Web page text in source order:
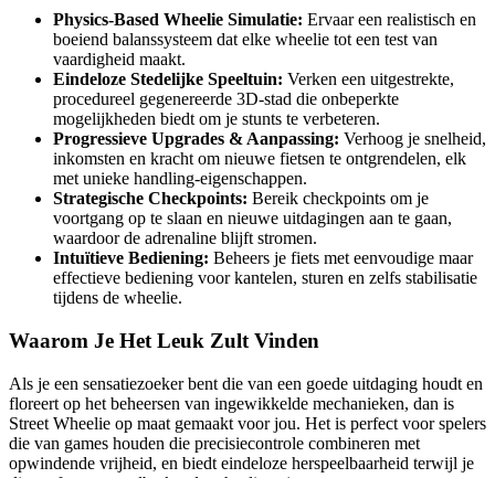
Physics-Based Wheelie Simulatie: Ervaar een realistisch en
boeiend balanssysteem dat elke wheelie tot een test van
vaardigheid maakt.
Eindeloze Stedelijke Speeltuin: Verken een uitgestrekte,
procedureel gegenereerde 3D-stad die onbeperkte
mogelijkheden biedt om je stunts te verbeteren.
Progressieve Upgrades & Aanpassing: Verhoog je snelheid,
inkomsten en kracht om nieuwe fietsen te ontgrendelen, elk
met unieke handling-eigenschappen.
Strategische Checkpoints: Bereik checkpoints om je
voortgang op te slaan en nieuwe uitdagingen aan te gaan,
waardoor de adrenaline blijft stromen.
Intuïtieve Bediening: Beheers je fiets met eenvoudige maar
effectieve bediening voor kantelen, sturen en zelfs stabilisatie
tijdens de wheelie.
Waarom Je Het Leuk Zult Vinden
Als je een sensatiezoeker bent die van een goede uitdaging houdt en
floreert op het beheersen van ingewikkelde mechanieken, dan is
Street Wheelie op maat gemaakt voor jou. Het is perfect voor spelers
die van games houden die precisiecontrole combineren met
opwindende vrijheid, en biedt eindeloze herspeelbaarheid terwijl je